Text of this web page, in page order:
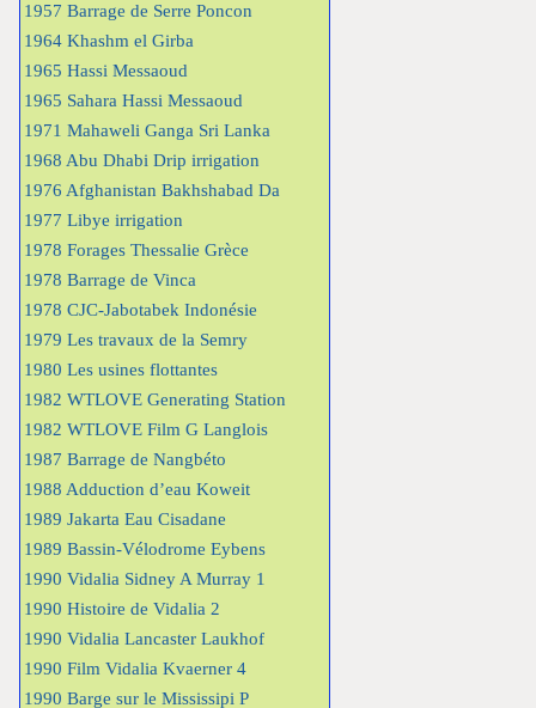
1957 Barrage de Serre Poncon
1964 Khashm el Girba
1965 Hassi Messaoud
1965 Sahara Hassi Messaoud
1971 Mahaweli Ganga Sri Lanka
1968 Abu Dhabi Drip irrigation
1976 Afghanistan Bakhshabad Da
1977 Libye irrigation
1978 Forages Thessalie Grèce
1978 Barrage de Vinca
1978 CJC-Jabotabek Indonésie
1979 Les travaux de la Semry
1980 Les usines flottantes
1982 WTLOVE Generating Station
1982 WTLOVE Film G Langlois
1987 Barrage de Nangbéto
1988 Adduction d’eau Koweit
1989 Jakarta Eau Cisadane
1989 Bassin-Vélodrome Eybens
1990 Vidalia Sidney A Murray 1
1990 Histoire de Vidalia 2
1990 Vidalia Lancaster Laukhof
1990 Film Vidalia Kvaerner 4
1990 Barge sur le Mississipi P